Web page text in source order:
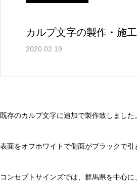
カルプ文字の製作・施工
2020.02.19
既存のカルプ文字に追加で製作致しました。
表面をオフホワイトで側面がブラックで
コンセプトサインズでは、群馬県を中心